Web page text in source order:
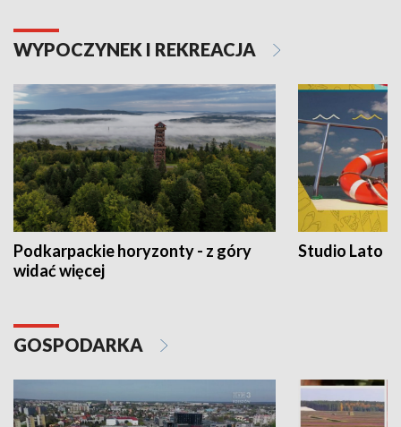
WYPOCZYNEK I REKREACJA
Podkarpackie horyzonty - z góry
widać więcej
Studio Lato
GOSPODARKA